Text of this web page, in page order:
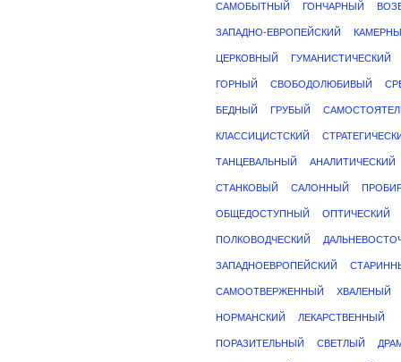
САМОБЫТНЫЙ ГОНЧАРНЫЙ
ЗАПАДНО-ЕВРОПЕЙСКИЙ
ЦЕРКОВНЫЙ ГУМАНИСТИЧЕСКИЙ
ГОРНЫЙ СВОБОДОЛЮБИВЫЙ
БЕДНЫЙ ГРУБЫЙ
КЛАССИЦИСТСКИЙ
ТАНЦЕВАЛЬНЫЙ АНАЛИТИЧЕСКИЙ
СТАНКОВЫЙ САЛОННЫЙ
ОБЩЕДОСТУПНЫЙ ОПТИЧЕСКИЙ
ПОЛКОВОДЧЕСКИЙ
ЗАПАДНОЕВРОПЕЙСКИЙ
САМООТВЕРЖЕННЫЙ ХВАЛЕНЫЙ
НОРМАНСКИЙ ЛЕКАРСТВЕННЫЙ
ПОРАЗИТЕЛЬНЫЙ СВЕТЛЫЙ